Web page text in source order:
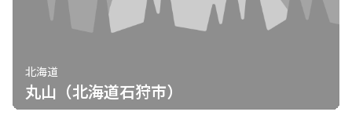
北海道
丸山（北海道石狩市）